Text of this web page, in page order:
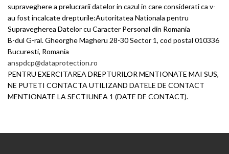
supraveghere a prelucrarii datelor in cazul in care considerati ca v-
au fost incalcate drepturile:Autoritatea Nationala pentru
Supravegherea Datelor cu Caracter Personal din Romania
B-dul G-ral. Gheorghe Magheru 28-30 Sector 1, cod postal 010336
Bucuresti, Romania
anspdcp@dataprotection.ro
PENTRU EXERCITAREA DREPTURILOR MENTIONATE MAI SUS,
NE PUTETI CONTACTA UTILIZAND DATELE DE CONTACT
MENTIONATE LA SECTIUNEA 1 (DATE DE CONTACT).